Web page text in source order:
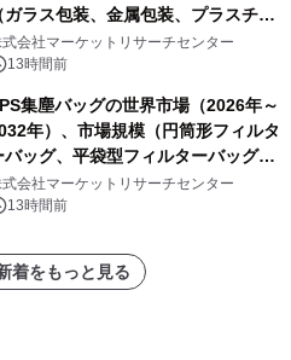
ガラス包装、金属包装、プラスチッ
包装、その他）・分析レポートを発
会社マーケットリサーチセンター
13時間前
集塵バッグの世界市場（2026年～
年）、市場規模（円筒形フィルタ
バッグ、平袋型フィルターバッグ、
リーツフィルターバッグ、その
）・分析レポートを発表
会社マーケットリサーチセンター
13時間前
着をもっと見る